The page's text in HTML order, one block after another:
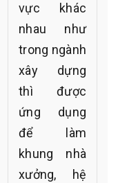
vực khác
nhau như
trong ngành
xây dựng
thì được
ứng dụng
để làm
khung nhà
xưởng, hệ